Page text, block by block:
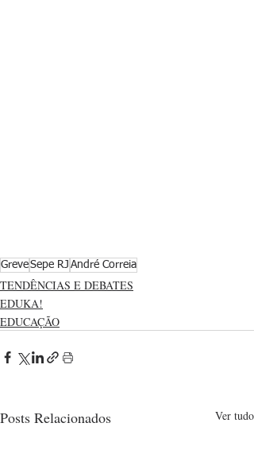
GreveSepe RJ André Correia
TENDÊNCIAS E DEBATES
EDUKA!
EDUCAÇÃO
Posts Relacionados Ver tudo